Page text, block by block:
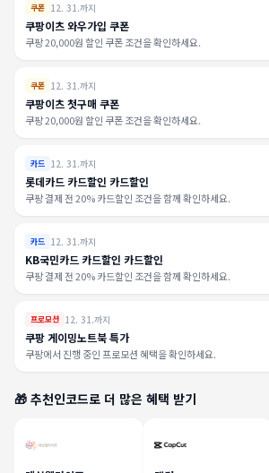
쿠폰 12. 31.까지
쿠팡이츠 와우가입 쿠폰
쿠팡 20,000원 할인 쿠폰 조건을 확인하세요.
쿠폰 12. 31.까지
쿠팡이츠 첫구매 쿠폰
쿠팡 20,000원 할인 쿠폰 조건을 확인하세요.
카드 12. 31.까지
롯데카드 카드할인 카드할인
쿠팡 결제 전 20% 카드할인 조건을 함께 확인하세요.
카드 12. 31.까지
KB국민카드 카드할인 카드할인
쿠팡 결제 전 20% 카드할인 조건을 함께 확인하세요.
프로모션 12. 31.까지
쿠팡 게이밍노트북 특가
쿠팡에서 진행 중인 프로모션 혜택을 확인하세요.
🎁 추천인코드로 더 많은 혜택 받기